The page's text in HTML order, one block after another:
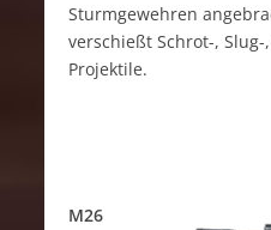
Sturmgewehren
verschießt Schrot-,
Projektile.
M26